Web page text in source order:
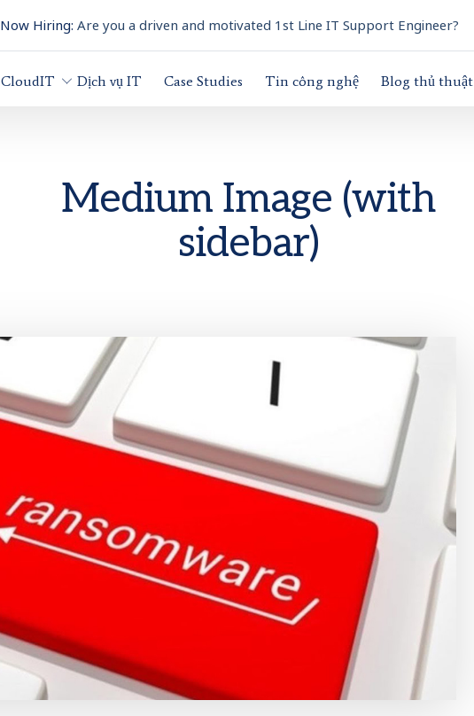
Now Hiring: Are you a driven and motivated 1st Line IT Support Engineer?
CloudIT Dịch vụ IT Case Studies Tin công nghệ Blog thủ thuật
Medium Image (with
sidebar)